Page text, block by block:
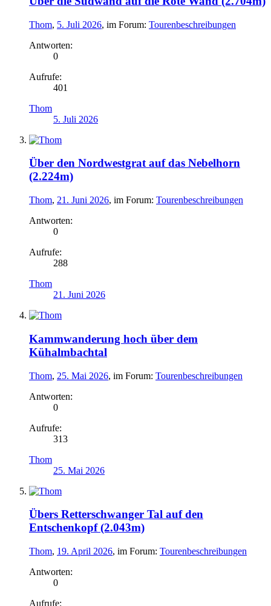
Thom, 5. Juli 2026, im Forum: Tourenbeschreibungen
Antworten:
0
Aufrufe:
401
Thom
5. Juli 2026
Über den Nordwestgrat auf das Nebelhorn
(2.224m)
Thom, 21. Juni 2026, im Forum: Tourenbeschreibungen
Antworten:
0
Aufrufe:
288
Thom
21. Juni 2026
Kammwanderung hoch über dem
Kühalmbachtal
Thom, 25. Mai 2026, im Forum: Tourenbeschreibungen
Antworten:
0
Aufrufe:
313
Thom
25. Mai 2026
Übers Retterschwanger Tal auf den
Entschenkopf (2.043m)
Thom, 19. April 2026, im Forum: Tourenbeschreibungen
Antworten:
0
Aufrufe: